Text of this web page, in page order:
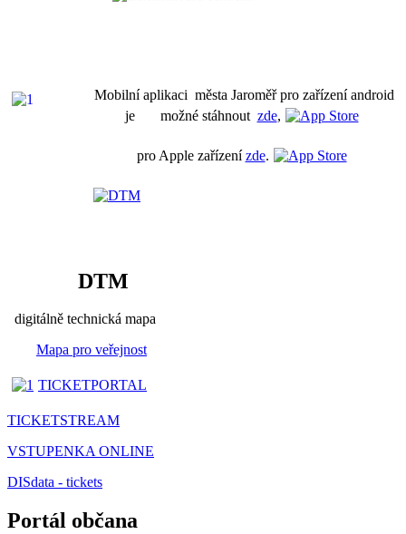
Mobilní aplikaci města Jaroměř pro zařízení android
je možné stáhnout zde,
pro Apple zařízenízde.
DTM
digitálně technická mapa
Mapa pro veřejnost
TICKETPORTAL
TICKETSTREAM
VSTUPENKA ONLINE
DISdata - tickets
Portál občana